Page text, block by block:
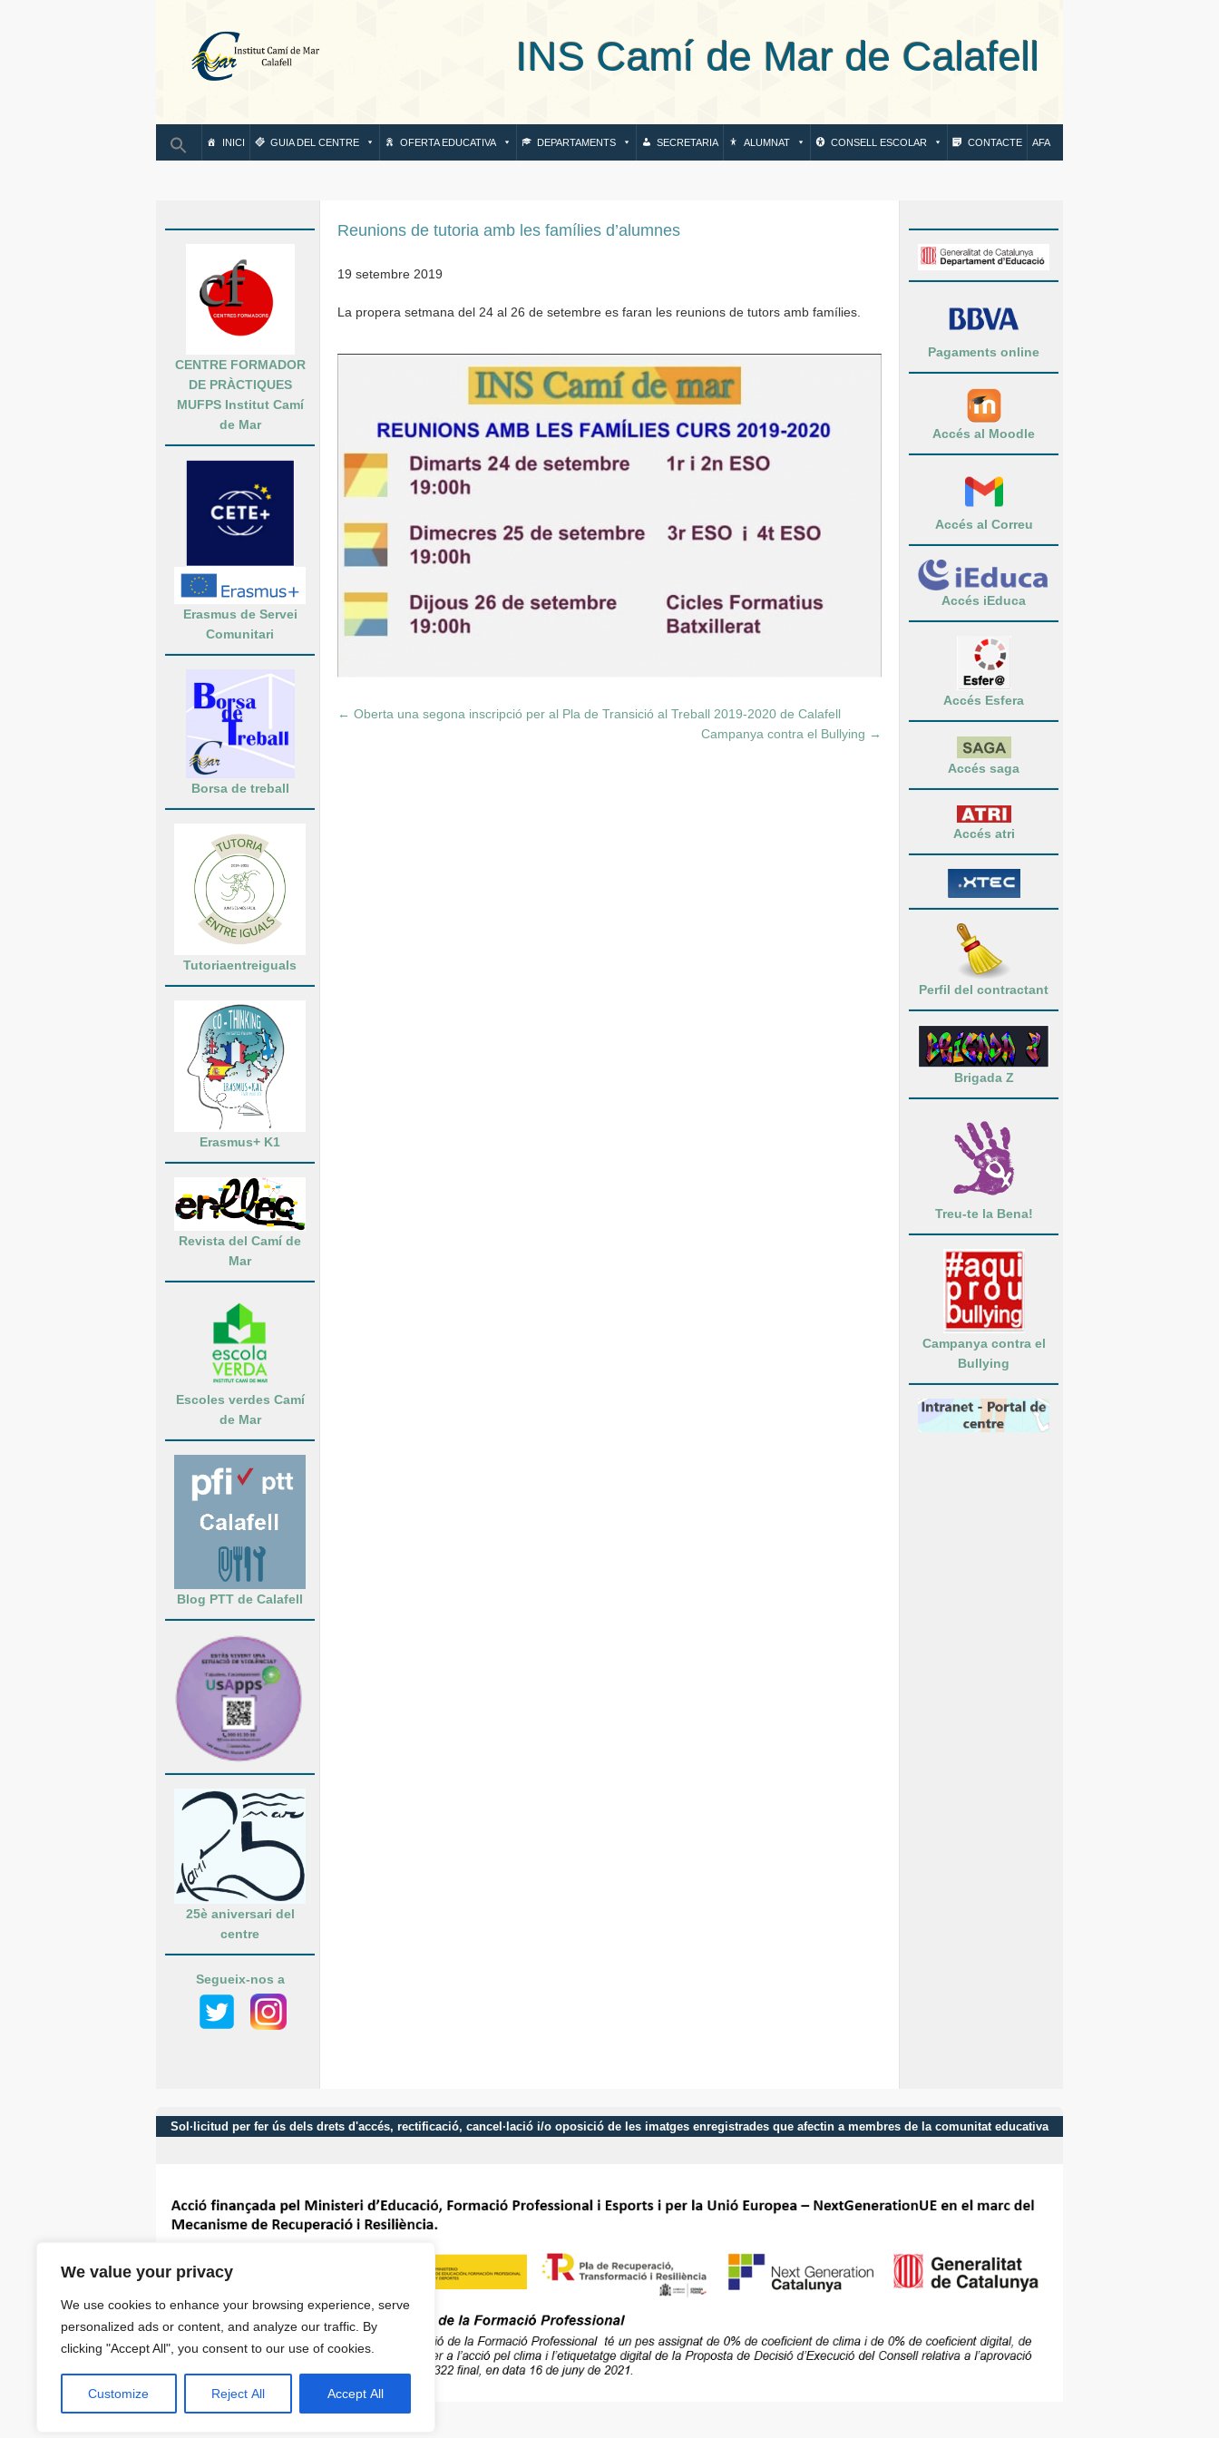
We value your privacy
We use cookies to enhance your browsing experience, serve
personalized ads or content, and analyze our traffic. By
clicking "Accept All", you consent to our use of cookies.
Customize Reject All Accept All
INS Camí de Mar de Calafell
INICI GUIA DEL CENTRE OFERTA EDUCATIVA DEPARTAMENTS SECRETARIA ALUMNAT CONSELL ESCOLAR CONTACTE AFA
CENTRE FORMADOR
DE PRÀCTIQUES
MUFPS Institut Camí
de Mar
Erasmus de Servei
Comunitari
Borsa de treball
Tutoriaentreiguals
Erasmus+ K1
Revista del Camí de
Mar
Escoles verdes Camí
de Mar
Blog PTT de Calafell
25è aniversari del
centre
Segueix-nos a
Reunions de tutoria amb les famílies d’alumnes
19 setembre 2019
La propera setmana del 24 al 26 de setembre es faran les reunions de tutors amb famílies.
← Oberta una segona inscripció per al Pla de Transició al Treball 2019-2020 de Calafell
Campanya contra el Bullying →
Pagaments online
Accés al Moodle
Accés al Correu
Accés iEduca
Accés Esfera
Accés saga
Accés atri
Perfil del contractant
Brigada Z
Treu-te la Bena!
Campanya contra el
Bullying
Sol·licitud per fer ús dels drets d'accés, rectificació, cancel·lació i/o oposició de les imatges enregistrades que afectin a membres de la comunitat educativa